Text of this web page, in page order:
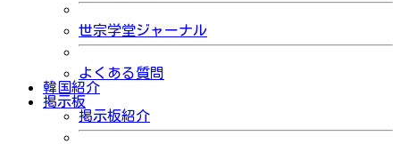
世宗学堂ジャーナル
よくある質問
韓国紹介
掲示板
掲示板紹介